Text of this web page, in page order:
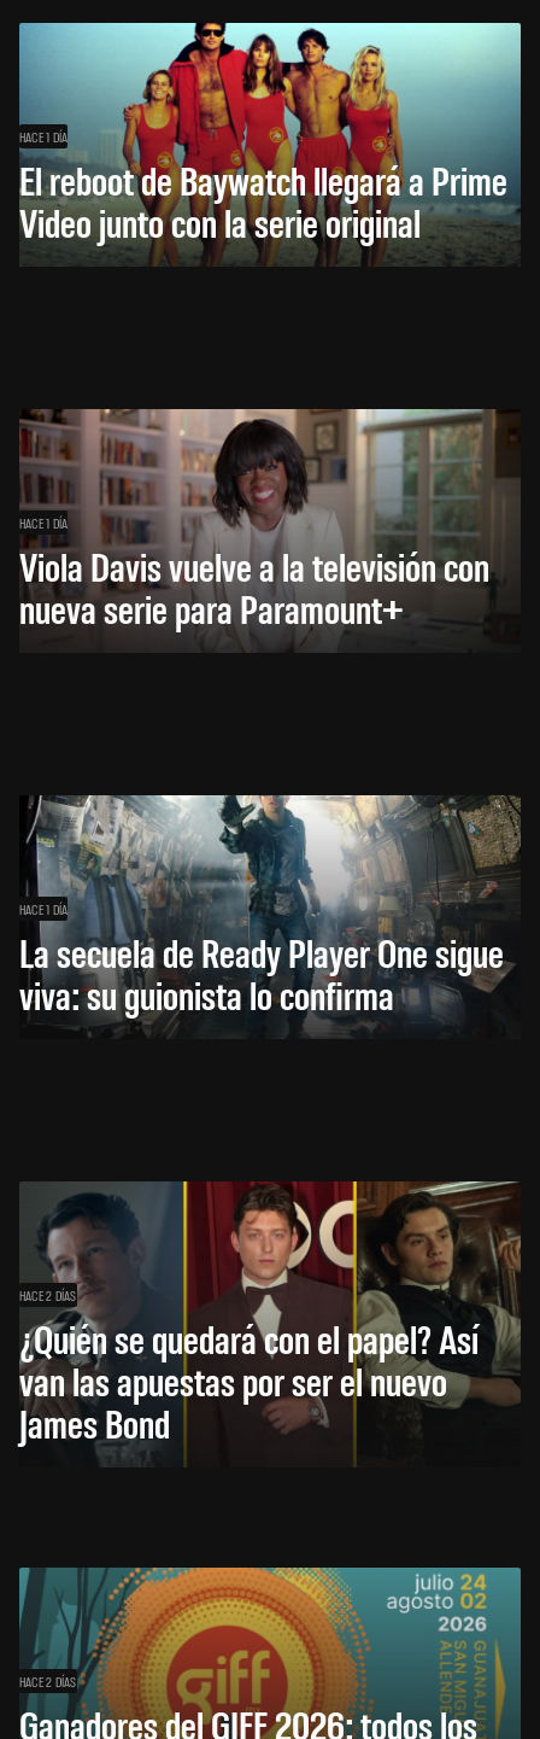
HACE 1 DÍA
El reboot de Baywatch llegará a Prime
Video junto con la serie original
HACE 1 DÍA
Viola Davis vuelve a la televisión con
nueva serie para Paramount+
HACE 1 DÍA
La secuela de Ready Player One sigue
viva: su guionista lo confirma
HACE 2 DÍAS
¿Quién se quedará con el papel? Así
van las apuestas por ser el nuevo
James Bond
HACE 2 DÍAS
Ganadores del GIFF 2026: todos los